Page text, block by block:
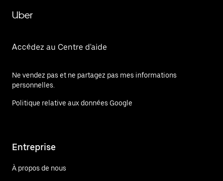
Uber
Accédez au Centre d'aide
Ne vendez pas et ne partagez pas mes informations
personnelles.
Politique relative aux données Google
Entreprise
À propos de nous